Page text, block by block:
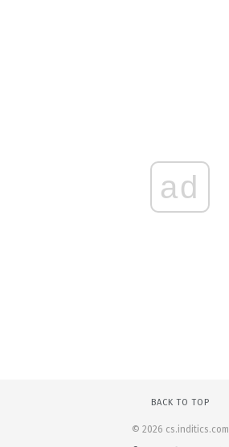
ad
BACK TO TOP
© 2026 cs.inditics.com